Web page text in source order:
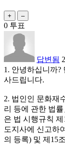
0 투표
답변됨
1. 안녕하십니까?
사드립니다.
2. 법인인 문화재
리 등에 관한 법
은 법 시행규칙
도지사에 신고하
의 등록) 및 제15